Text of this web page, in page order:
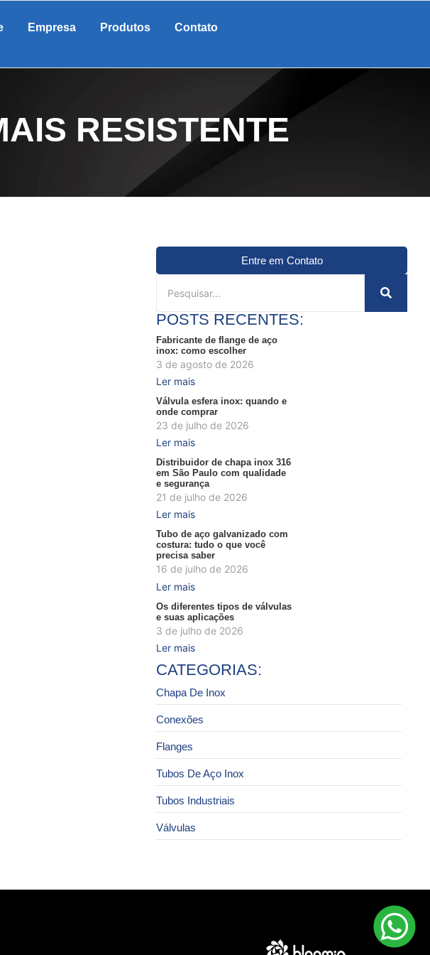
Empresa Produtos Contato
RESISTENTE
Entre em Contato
POSTS RECENTES:
Fabricante de flange de aço
inox: como escolher
3 de agosto de 2026
Ler mais
Válvula esfera inox: quando e
onde comprar
23 de julho de 2026
Ler mais
Distribuidor de chapa inox 316
em São Paulo com qualidade
e segurança
21 de julho de 2026
Ler mais
Tubo de aço galvanizado com
costura: tudo o que você
precisa saber
16 de julho de 2026
Ler mais
Os diferentes tipos de válvulas
e suas aplicações
3 de julho de 2026
Ler mais
CATEGORIAS:
Chapa De Inox
Conexões
Flanges
Tubos De Aço Inox
Tubos Industriais
Válvulas